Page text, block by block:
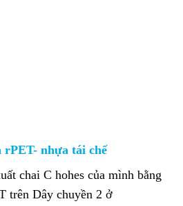
rPET- nhựa tái chế
chai C hohes của mình bằng
trên Dây chuyền 2 ở